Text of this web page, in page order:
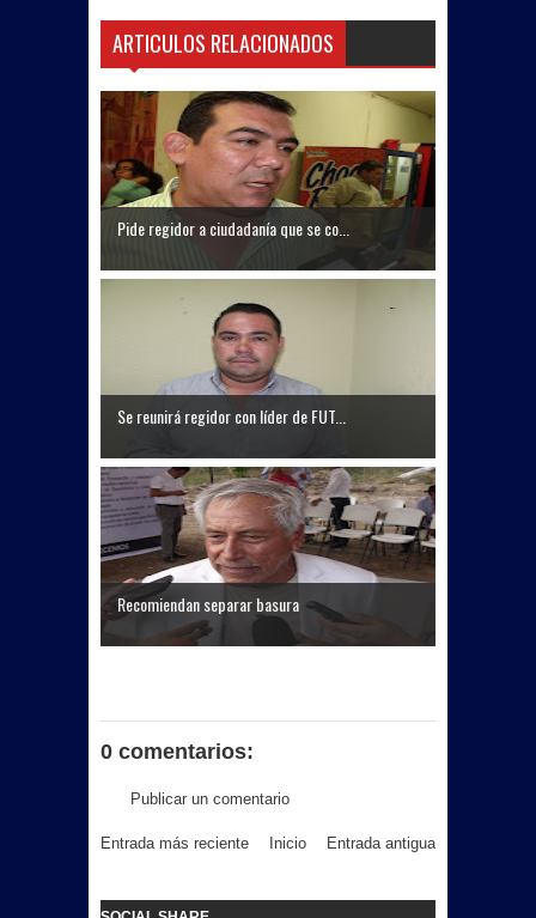
ARTICULOS RELACIONADOS
Pide regidor a ciudadanía que se co...
Se reunirá regidor con líder de FUT...
Recomiendan separar basura
0 comentarios:
Publicar un comentario
Entrada más reciente Entrada antigua
Inicio